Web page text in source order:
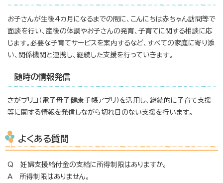
お子さんが生後4カ月になるまでの間に、こんにちは赤ちゃん訪問等で
面談を行い、産後の体調やお子さんの発育、子育てに関する相談に応
じます。必要な子育てサービスを案内するなど、すべての家庭に寄り添
い、関係機関と連携し、継続した支援を行っていきます。
随時の情報発信
さがプリコ（電子母子健康手帳アプリ）を活用し、継続的に子育て支援
等に関する情報を発信しながら切れ目のない支援を行います。
よくある質問
Q 妊婦支援給付金の支給に所得制限はありますか。
A 所得制限はありません。